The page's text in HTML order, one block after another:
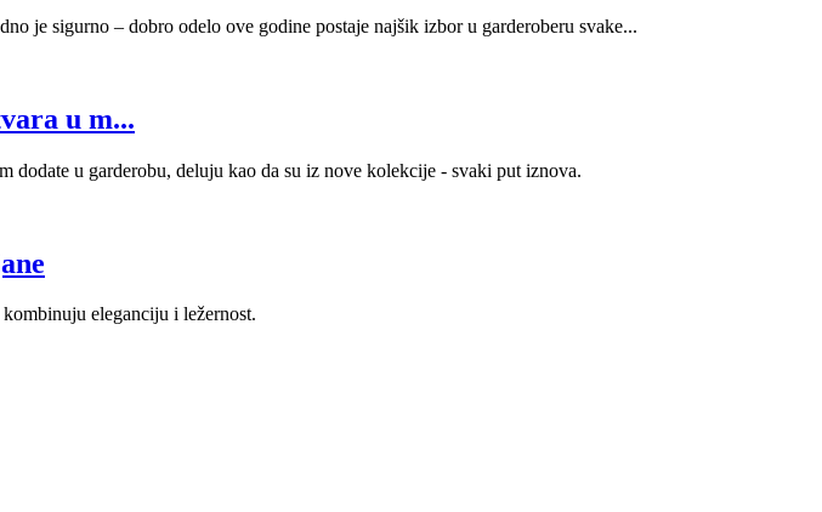
je sigurno – dobro odelo ove godine postaje najšik izbor u garderoberu svake...
u m...
dodate u garderobu, deluju kao da su iz nove kolekcije - svaki put iznova.
eleganciju i ležernost.